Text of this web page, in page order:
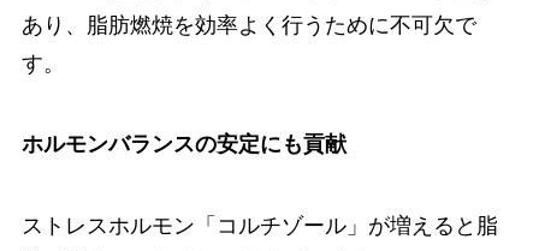
あり、脂肪燃焼を効率よく行うために不可欠で
す。
ホルモンバランスの安定にも貢献
ストレスホルモン「コルチゾール」が増えると脂